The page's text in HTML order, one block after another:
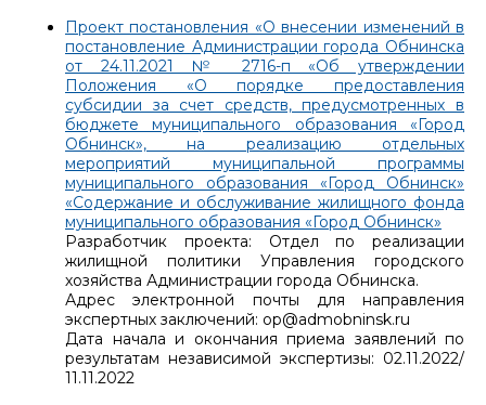
Проект постановления «О внесении изменений в
постановление Администрации города Обнинска
от 24.11.2021 № 2716-п «Об утверждении
Положения «О порядке предоставления
субсидии за счет средств, предусмотренных в
бюджете муниципального образования «Город
Обнинск», на реализацию отдельных
мероприятий муниципальной программы
муниципального образования «Город Обнинск»
«Содержание и обслуживание жилищного фонда
муниципального образования «Город Обнинск»
Разработчик проекта: Отдел по реализации
жилищной политики Управления городского
хозяйства Администрации города Обнинска.
Адрес электронной почты для направления
экспертных заключений: op@admobninsk.ru
Дата начала и окончания приема заявлений по
результатам независимой экспертизы: 02.11.2022/
11.11.2022